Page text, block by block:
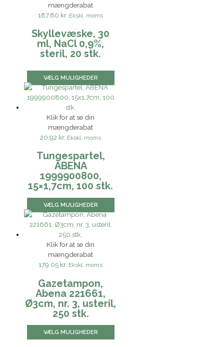
mængderabat
187,80 kr. Ekskl. moms
Skyllevæske, 30
ml, NaCl 0,9%,
steril, 20 stk.
VÆLG MULIGHEDER
Klik for at se din
mængderabat
20,92 kr. Ekskl. moms
Tungespartel,
ABENA
1999900800,
15×1,7cm, 100 stk.
VÆLG MULIGHEDER
Klik for at se din
mængderabat
179,05 kr. Ekskl. moms
Gazetampon,
Abena 221661,
Ø3cm, nr. 3, usteril,
250 stk.
VÆLG MULIGHEDER